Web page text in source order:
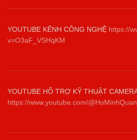
YOUTUBE KÊNH CÔNG NGHỆ https://
v=O3aF_VSHqKM
YOUTUBE HỖ TRỢ KỸ THUẬT
https://www.youtube.com/@HoMinhQuan